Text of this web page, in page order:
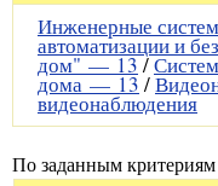
Инженерные
автоматизации и
дом" —13/
дома —13 /
видеонаблюдения
По заданным